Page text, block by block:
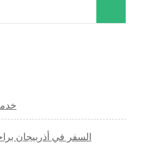
السفر في أذربيجان